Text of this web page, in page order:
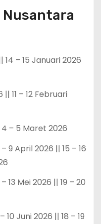
14 – 15 Januari 2026
11 – 12 Februari
– 5 Maret 2026
9 April 2026 || 15 – 16
13 Mei 2026 || 19 – 20
Juni 2026 || 18 – 19